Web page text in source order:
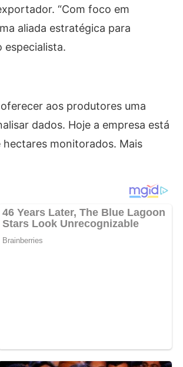
“Com foco em
aliada estratégica para
especialista.
aos produtores uma
dados. Hoje a empresa está
hectares monitorados. Mais